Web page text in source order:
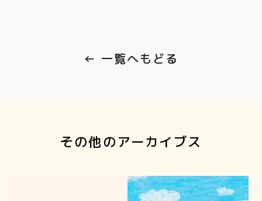
← 一覧へもどる
その他のアーカイブス